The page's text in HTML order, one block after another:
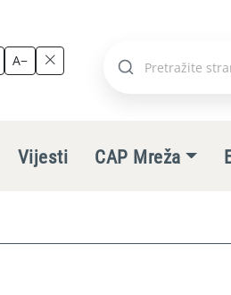
A−
Pretraži
Vijesti CAP Mreža